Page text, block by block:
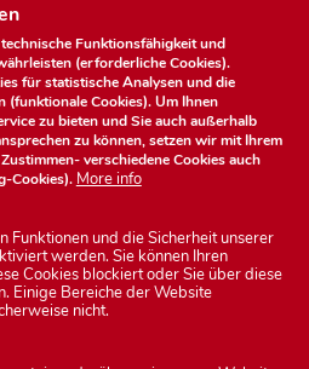
Funktionsfähigkeit und
(erforderliche Cookies).
für statistische Analysen und die
(funktionale Cookies). Um Ihnen
zu bieten und Sie auch außerhalb
zu können, setzen wir mit Ihrem
Zustimmen- verschiedene Cookies auch
Cookies). More info
Funktionen und die Sicherheit unserer
werden. Sie können Ihren
Cookies blockiert oder Sie über diese
Einige Bereiche der Website
nicht.